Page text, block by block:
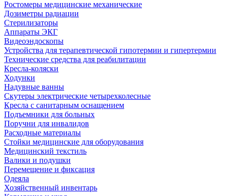
Ростомеры медицинские механические
Дозиметры радиации
Стерилизаторы
Аппараты ЭКГ
Видеоэндоскопы
Устройства для терапевтической гипотермии и гипертермии
Технические средства для реабилитации
Кресла-коляски
Ходунки
Надувные ванны
Скутеры электрические четырехколесные
Кресла с санитарным оснащением
Подъемники для больных
Поручни для инвалидов
Расходные материалы
Стойки медицинские для оборудования
Медицинский текстиль
Валики и подушки
Перемещение и фиксация
Одеяла
Хозяйственный инвентарь